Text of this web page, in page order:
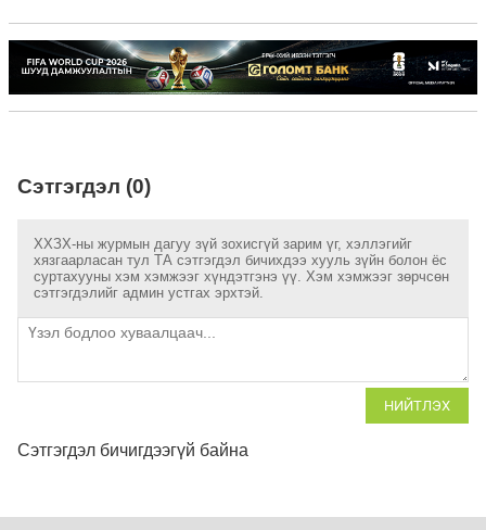
Сэтгэгдэл (0)
ХХЗХ-ны журмын дагуу зүй зохисгүй зарим үг, хэллэгийг
хязгаарласан тул ТА сэтгэгдэл бичихдээ хууль зүйн болон ёс
суртахууны хэм хэмжээг хүндэтгэнэ үү. Хэм хэмжээг зөрчсөн
сэтгэгдэлийг админ устгах эрхтэй.
НИЙТЛЭХ
Сэтгэгдэл бичигдээгүй байна